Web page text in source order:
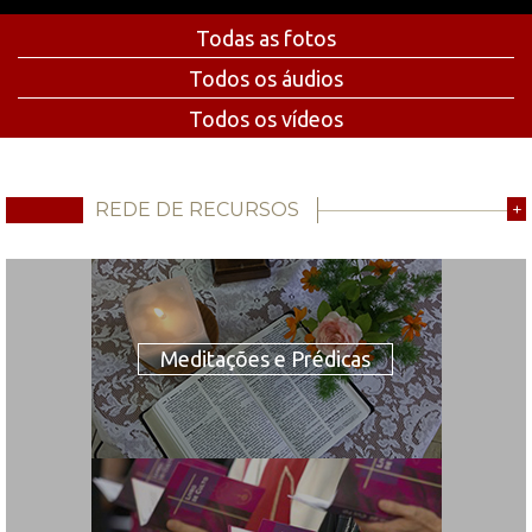
Todas as fotos
Todos os áudios
Todos os vídeos
REDE DE RECURSOS +
Meditações e Prédicas